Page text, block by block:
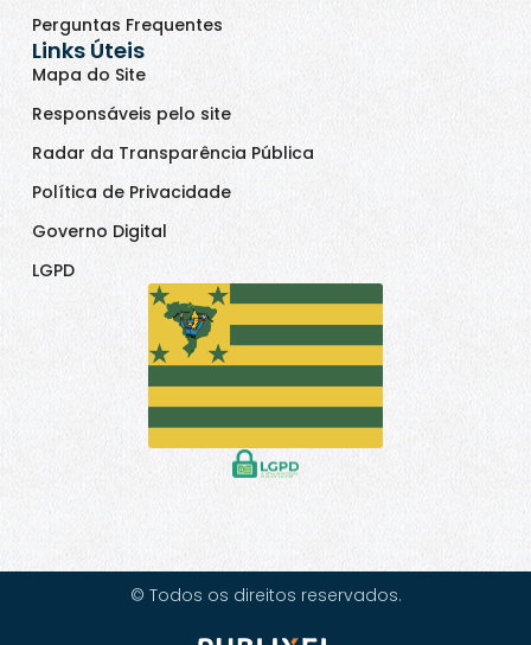
Perguntas Frequentes
Links Úteis
Mapa do Site
Responsáveis pelo site
Radar da Transparência Pública
Política de Privacidade
Governo Digital
LGPD
© Todos os direitos reservados.